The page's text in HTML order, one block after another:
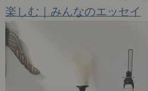
楽しむ｜みんなのエッセイ